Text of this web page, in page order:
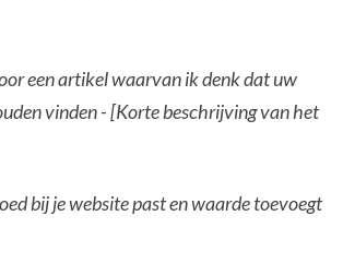
een artikel waarvan ik denk dat uw
vinden - [Korte beschrijving van het
bij je website past en waarde toevoegt